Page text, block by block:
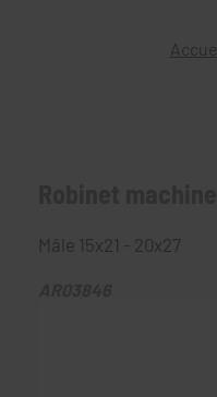
Accueil
Mâle 15x21 - 20x27